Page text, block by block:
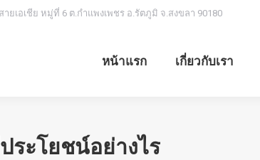
ายเอเชีย หมู่ที่ 6 ต.กำแพงเพชร อ.รัตภูมิ จ.สงขลา 90180
หน้าแรก เกี่ยวกับเรา
ะโยชน์อย่างไร